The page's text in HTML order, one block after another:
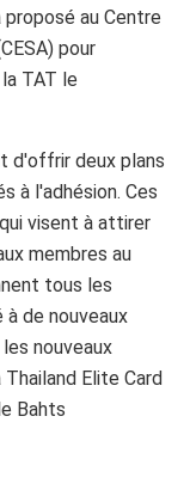
proposé au Centre
pour
TAT le
d'offrir deux plans
à l'adhésion. Ces
visent à attirer
membres au
tous les
de nouveaux
nouveaux
Elite Card
Bahts